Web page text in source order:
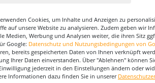
Cookies, um Inhalte und Anzeigen zu
auf unsere Website zu analysieren. Zudem geben wir
Medien, Werbung und Analysen weiter, die ihren Sitz
Google: Datenschutz und Nutzungsbedingungen von
bereits gespeicherten Daten von Ihnen verknüpft
Ihrer Daten einverstanden. Über "Ablehnen" können
jederzeit in den Einstellungen ändern oder
Informationen dazu finden Sie in unserer